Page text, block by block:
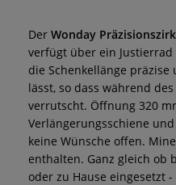
Der Wonday
verfügt über ein
die Schenkellänge
lässt, so dass während
verrutscht. Öffnung 320
Verlängerungsschiene
keine Wünsche offen.
enthalten. Ganz gleich ob
oder zu Hause eingesetzt